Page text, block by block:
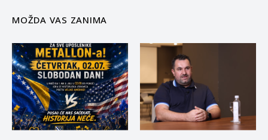
MOŽDA VAS ZANIMA